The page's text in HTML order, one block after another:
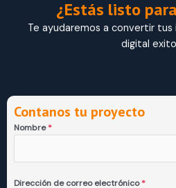
¿Estás listo
Te ayudaremos a convertir tus
digital
Contanos tu proyecto
Nombre*
Dirección de correo electrónico*